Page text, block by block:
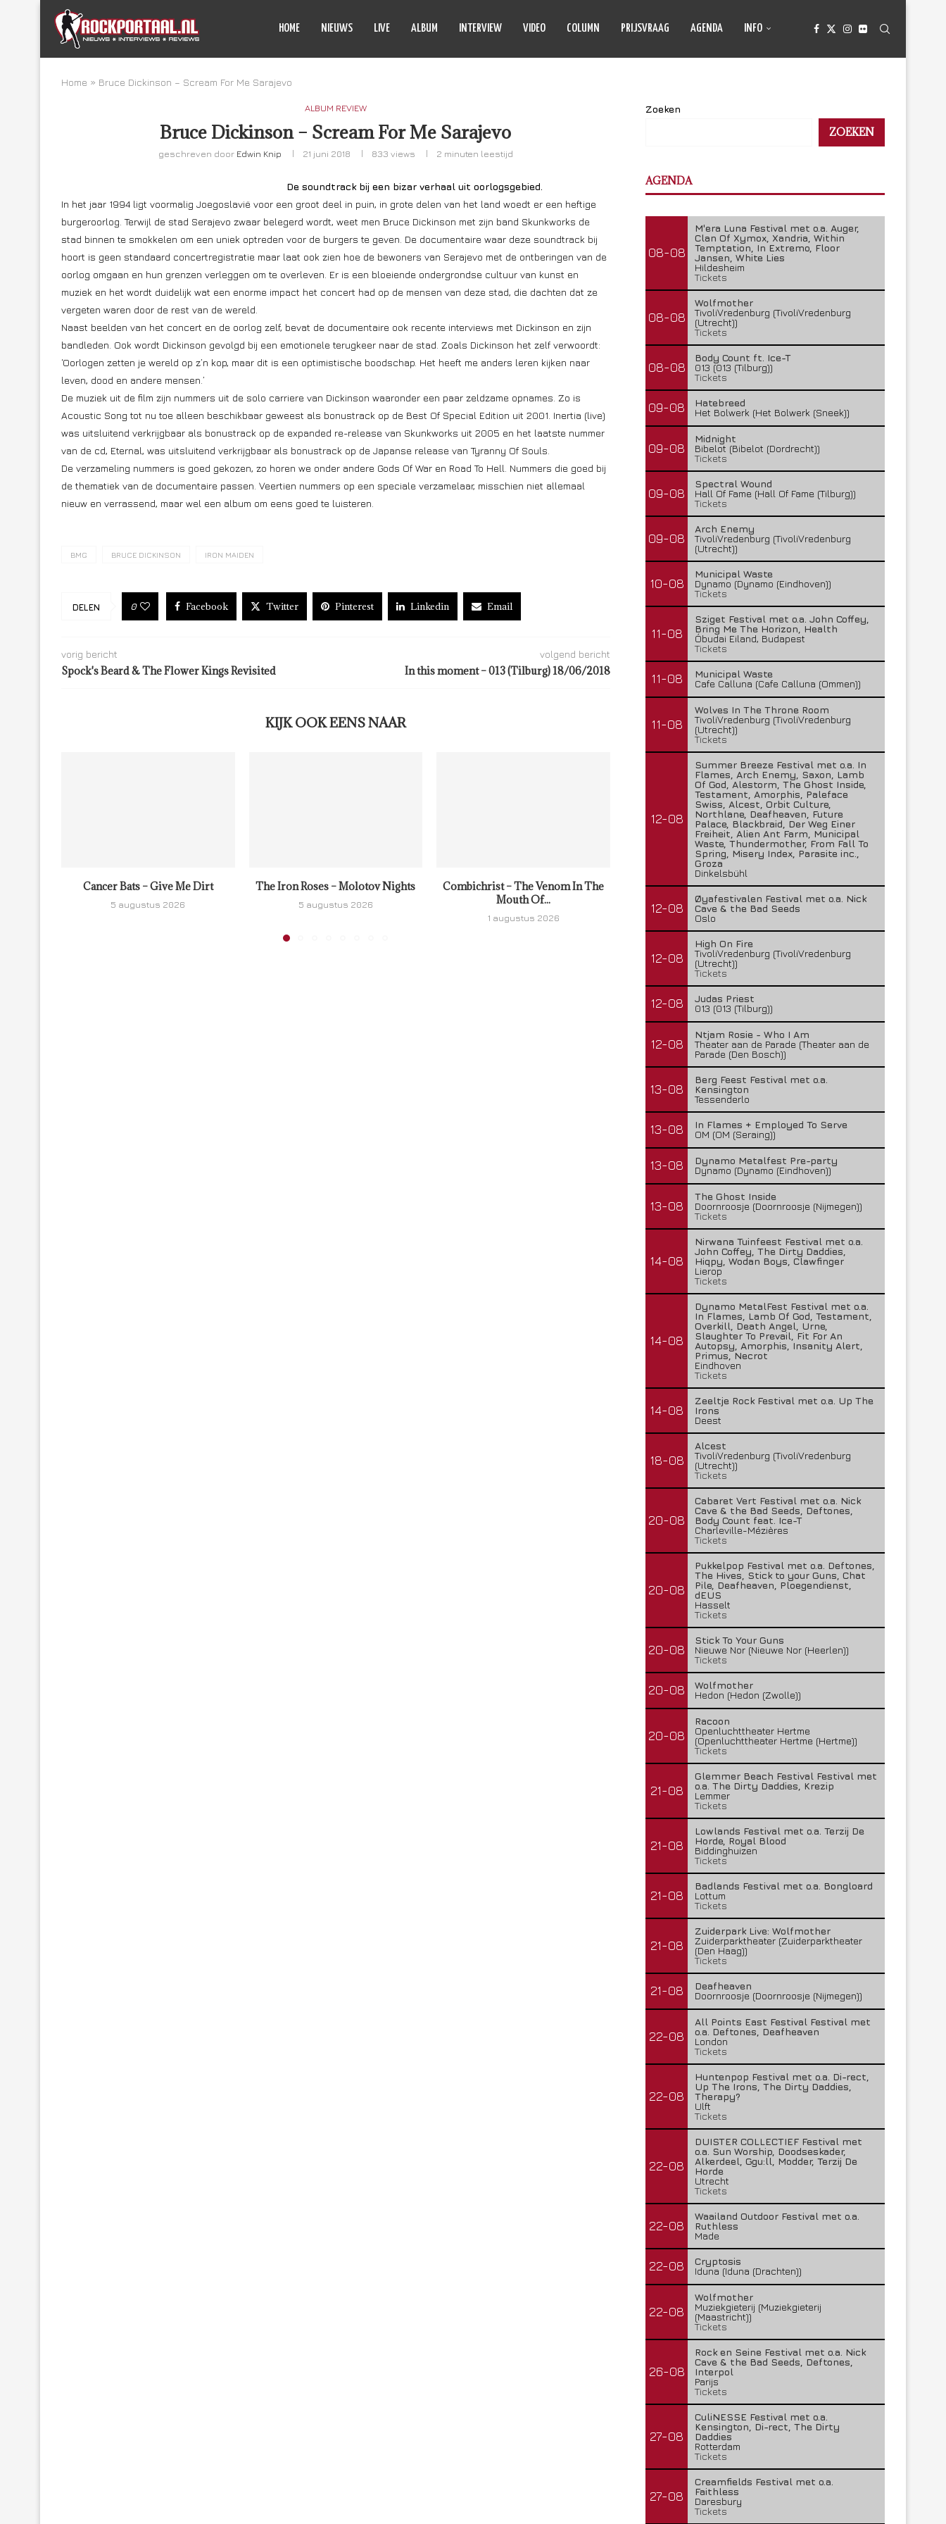
HOME NIEUWS LIVE ALBUM INTERVIEW VIDEO COLUMN PRIJSVRAAG AGENDA INFO
Home » Bruce Dickinson – Scream For Me Sarajevo
ALBUM REVIEW
Bruce Dickinson – Scream For Me Sarajevo
geschreven door Edwin Knip 21 juni 2018 833 views 2 minuten leestijd
De soundtrack bij een bizar verhaal uit oorlogsgebied.
In het jaar 1994 ligt voormalig Joegoslavië voor een groot deel in puin, in grote delen van het land woedt er een heftige
burgeroorlog. Terwijl de stad Serajevo zwaar belegerd wordt, weet men Bruce Dickinson met zijn band Skunkworks de
stad binnen te smokkelen om een uniek optreden voor de burgers te geven. De documentaire waar deze soundtrack bij
hoort is geen standaard concertregistratie maar laat ook zien hoe de bewoners van Serajevo met de ontberingen van de
oorlog omgaan en hun grenzen verleggen om te overleven. Er is een bloeiende ondergrondse cultuur van kunst en
muziek en het wordt duidelijk wat een enorme impact het concert had op de mensen van deze stad, die dachten dat ze
vergeten waren door de rest van de wereld.
Naast beelden van het concert en de oorlog zelf, bevat de documentaire ook recente interviews met Dickinson en zijn
bandleden. Ook wordt Dickinson gevolgd bij een emotionele terugkeer naar de stad. Zoals Dickinson het zelf verwoordt:
‘Oorlogen zetten je wereld op z’n kop, maar dit is een optimistische boodschap. Het heeft me anders leren kijken naar
leven, dood en andere mensen.’
De muziek uit de film zijn nummers uit de solo carriere van Dickinson waaronder een paar zeldzame opnames. Zo is
Acoustic Song tot nu toe alleen beschikbaar geweest als bonustrack op de Best Of Special Edition uit 2001. Inertia (live)
was uitsluitend verkrijgbaar als bonustrack op de expanded re-release van Skunkworks uit 2005 en het laatste nummer
van de cd, Eternal, was uitsluitend verkrijgbaar als bonustrack op de Japanse release van Tyranny Of Souls.
De verzameling nummers is goed gekozen, zo horen we onder andere Gods Of War en Road To Hell. Nummers die goed bij
de thematiek van de documentaire passen. Veertien nummers op een speciale verzamelaar, misschien niet allemaal
nieuw en verrassend, maar wel een album om eens goed te luisteren.
BMG BRUCE DICKINSON IRON MAIDEN
DELEN 0 Facebook Twitter Pinterest Linkedin Email
vorig bericht
Spock's Beard & The Flower Kings Revisited
volgend bericht
In this moment – 013 (Tilburg) 18/06/2018
KIJK OOK EENS NAAR
Cancer Bats – Give Me Dirt
5 augustus 2026
The Iron Roses – Molotov Nights
5 augustus 2026
Combichrist – The Venom In The
Mouth Of...
1 augustus 2026
Lunatic Soul – Transition II
29 juli 2026
Boneripper – Radiant In
Zoeken
ZOEKEN
AGENDA
08-08
M'era Luna Festival met o.a. Auger,
Clan Of Xymox, Xandria, Within
Temptation, In Extremo, Floor
Jansen, White Lies
Hildesheim
Tickets
08-08
Wolfmother
TivoliVredenburg (TivoliVredenburg
(Utrecht))
Tickets
08-08
Body Count ft. Ice-T
013 (013 (Tilburg))
Tickets
09-08
Hatebreed
Het Bolwerk (Het Bolwerk (Sneek))
09-08
Midnight
Bibelot (Bibelot (Dordrecht))
Tickets
09-08
Spectral Wound
Hall Of Fame (Hall Of Fame (Tilburg))
Tickets
09-08
Arch Enemy
TivoliVredenburg (TivoliVredenburg
(Utrecht))
10-08
Municipal Waste
Dynamo (Dynamo (Eindhoven))
Tickets
11-08
Sziget Festival met o.a. John Coffey,
Bring Me The Horizon, Health
Óbudai Eiland, Budapest
Tickets
11-08
Municipal Waste
Cafe Calluna (Cafe Calluna (Ommen))
11-08
Wolves In The Throne Room
TivoliVredenburg (TivoliVredenburg
(Utrecht))
Tickets
12-08
Summer Breeze Festival met o.a. In
Flames, Arch Enemy, Saxon, Lamb
Of God, Alestorm, The Ghost Inside,
Testament, Amorphis, Paleface
Swiss, Alcest, Orbit Culture,
Northlane, Deafheaven, Future
Palace, Blackbraid, Der Weg Einer
Freiheit, Alien Ant Farm, Municipal
Waste, Thundermother, From Fall To
Spring, Misery Index, Parasite inc.,
Groza
Dinkelsbühl
12-08
Øyafestivalen Festival met o.a. Nick
Cave & the Bad Seeds
Oslo
12-08
High On Fire
TivoliVredenburg (TivoliVredenburg
(Utrecht))
Tickets
12-08
Judas Priest
013 (013 (Tilburg))
12-08
Ntjam Rosie - Who I Am
Theater aan de Parade (Theater aan de
Parade (Den Bosch))
13-08
Berg Feest Festival met o.a.
Kensington
Tessenderlo
13-08
In Flames + Employed To Serve
OM (OM (Seraing))
13-08
Dynamo Metalfest Pre-party
Dynamo (Dynamo (Eindhoven))
13-08
The Ghost Inside
Doornroosje (Doornroosje (Nijmegen))
Tickets
14-08
Nirwana Tuinfeest Festival met o.a.
John Coffey, The Dirty Daddies,
Hiqpy, Wodan Boys, Clawfinger
Lierop
Tickets
14-08
Dynamo MetalFest Festival met o.a.
In Flames, Lamb Of God, Testament,
Overkill, Death Angel, Urne,
Slaughter To Prevail, Fit For An
Autopsy, Amorphis, Insanity Alert,
Primus, Necrot
Eindhoven
Tickets
14-08
Zeeltje Rock Festival met o.a. Up The
Irons
Deest
18-08
Alcest
TivoliVredenburg (TivoliVredenburg
(Utrecht))
Tickets
20-08
Cabaret Vert Festival met o.a. Nick
Cave & the Bad Seeds, Deftones,
Body Count feat. Ice-T
Charleville-Mézières
Tickets
20-08
Pukkelpop Festival met o.a. Deftones,
The Hives, Stick to your Guns, Chat
Pile, Deafheaven, Ploegendienst,
dEUS
Hasselt
Tickets
20-08
Stick To Your Guns
Nieuwe Nor (Nieuwe Nor (Heerlen))
Tickets
20-08
Wolfmother
Hedon (Hedon (Zwolle))
20-08
Racoon
Openluchttheater Hertme
(Openluchttheater Hertme (Hertme))
Tickets
21-08
Glemmer Beach Festival Festival met
o.a. The Dirty Daddies, Krezip
Lemmer
Tickets
21-08
Lowlands Festival met o.a. Terzij De
Horde, Royal Blood
Biddinghuizen
Tickets
21-08
Badlands Festival met o.a. Bongloard
Lottum
Tickets
21-08
Zuiderpark Live: Wolfmother
Zuiderparktheater (Zuiderparktheater
(Den Haag))
Tickets
21-08
Deafheaven
Doornroosje (Doornroosje (Nijmegen))
22-08
All Points East Festival Festival met
o.a. Deftones, Deafheaven
London
Tickets
22-08
Huntenpop Festival met o.a. Di-rect,
Up The Irons, The Dirty Daddies,
Therapy?
Ulft
Tickets
22-08
DUISTER COLLECTIEF Festival met
o.a. Sun Worship, Doodseskader,
Alkerdeel, Ggu:ll, Modder, Terzij De
Horde
Utrecht
Tickets
22-08
Waailand Outdoor Festival met o.a.
Ruthless
Made
22-08
Cryptosis
Iduna (Iduna (Drachten))
22-08
Wolfmother
Muziekgieterij (Muziekgieterij
(Maastricht))
Tickets
26-08
Rock en Seine Festival met o.a. Nick
Cave & the Bad Seeds, Deftones,
Interpol
Parijs
Tickets
27-08
CuliNESSE Festival met o.a.
Kensington, Di-rect, The Dirty
Daddies
Rotterdam
Tickets
27-08
Creamfields Festival met o.a.
Faithless
Daresbury
Tickets